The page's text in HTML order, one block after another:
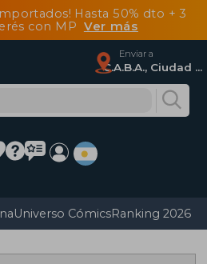
Hasta 50% dto + 3
con MP Ver más
Enviar a
C.A.B.A., Ciudad Autónoma De Buenos Aires
Universo CómicsRanking 2026